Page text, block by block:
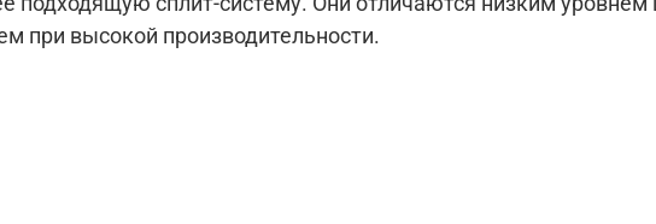
при высокой производительности.